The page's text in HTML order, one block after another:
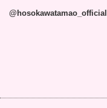
@hosokawatamao_official